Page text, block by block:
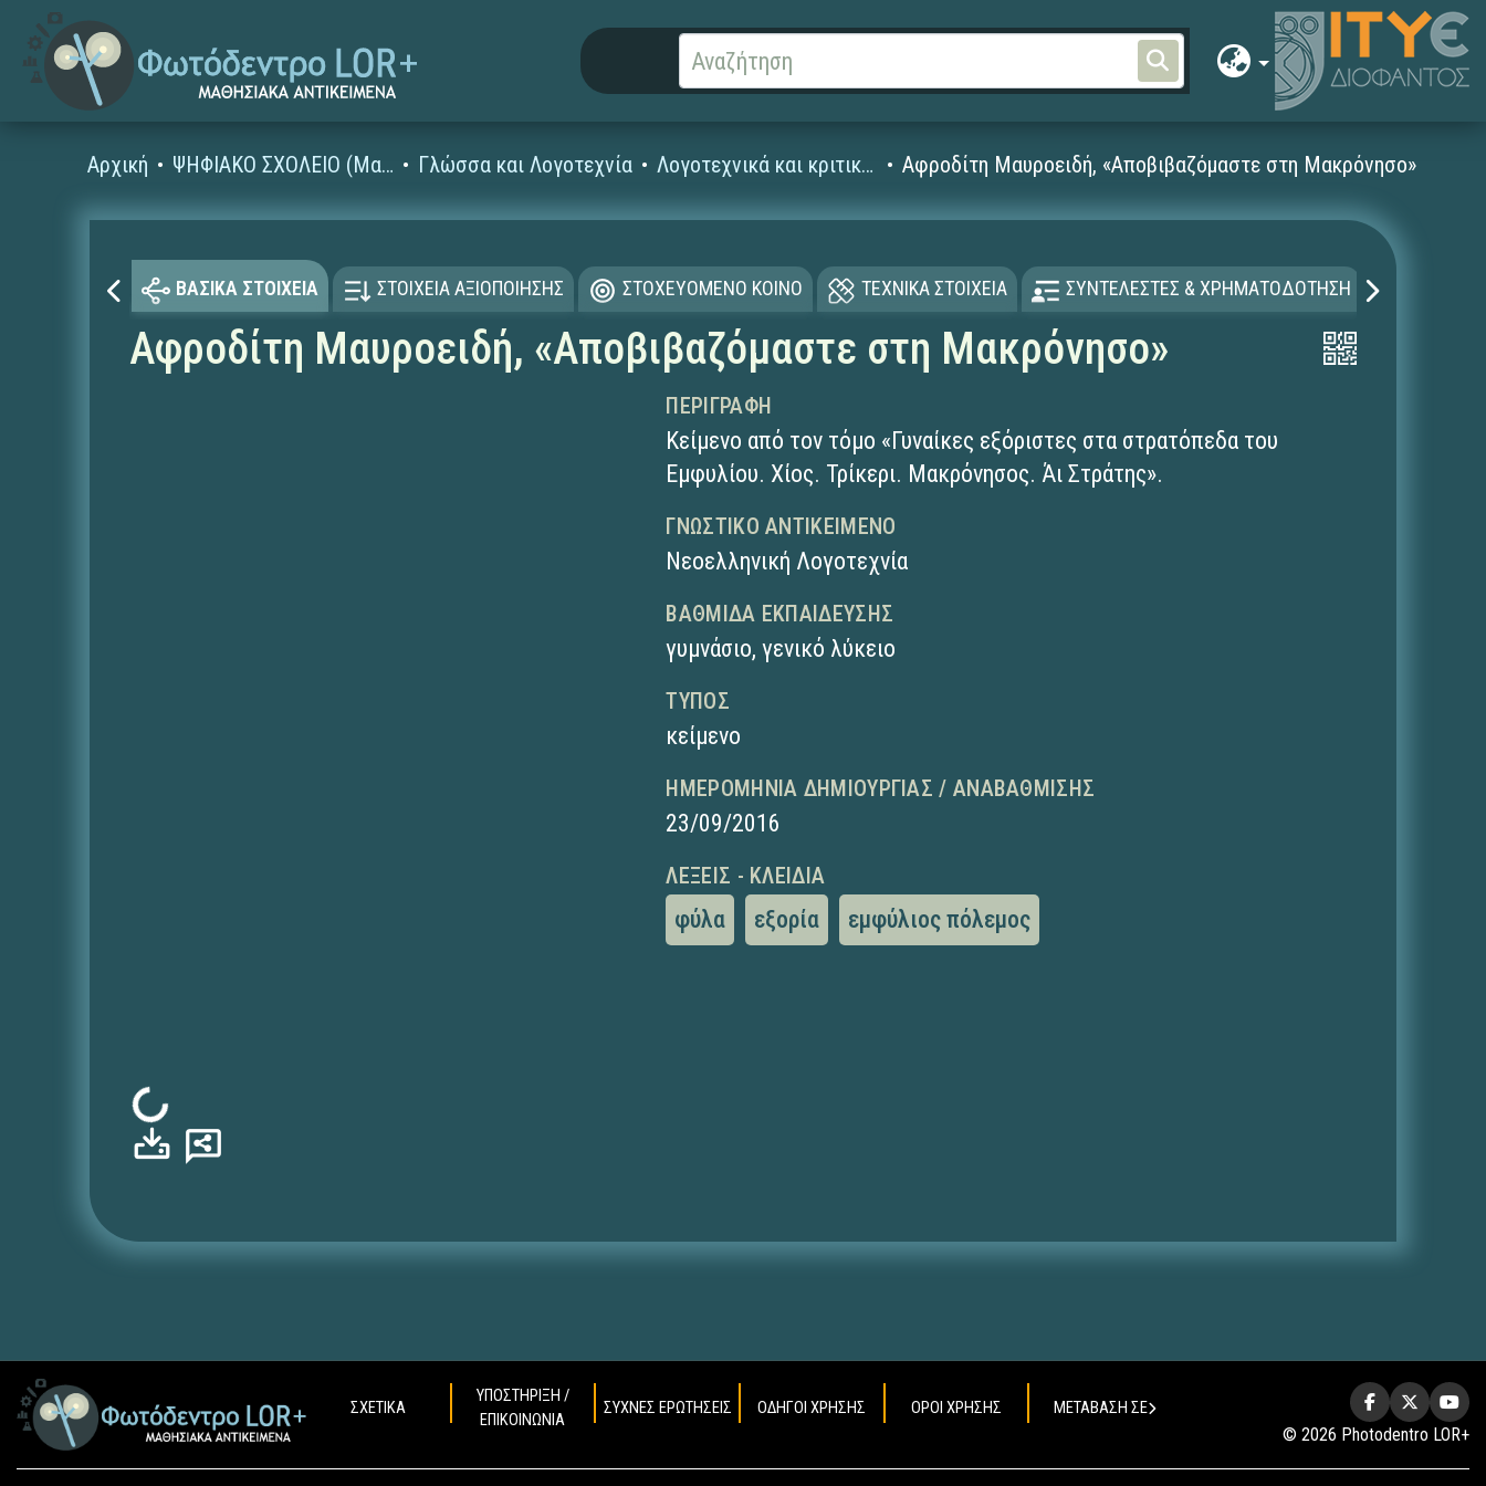
Αρχική ΨΗΦΙΑΚΟ ΣΧΟΛΕΙΟ (Μαθησιακά Αντικείμενα) Γλώσσα και Λογοτεχνία Λογοτεχνικά και κριτικά κείμενα Αφροδίτη Μαυροειδή, «Αποβιβαζόμαστε στη Μακρόνησο»
ΒΑΣΙΚΑ ΣΤΟΙΧΕΙΑ ΣΤΟΙΧΕΙΑ ΑΞΙΟΠΟΙΗΣΗΣ ΣΤΟΧΕΥΟΜΕΝΟ ΚΟΙΝΟ ΤΕΧΝΙΚΑ ΣΤΟΙΧΕΙΑ ΣΥΝΤΕΛΕΣΤΕΣ & ΧΡΗΜΑΤΟΔΟΤΗΣΗ
Αφροδίτη Μαυροειδή, «Αποβιβαζόμαστε στη Μακρόνησο»
Φόρτωση...
ΠΕΡΙΓΡΑΦΉ
Κείμενο από τον τόμο «Γυναίκες εξόριστες στα στρατόπεδα του
Εμφυλίου. Χίος. Τρίκερι. Μακρόνησος. Άι Στράτης».
ΓΝΩΣΤΙΚΌ ΑΝΤΙΚΕΊΜΕΝΟ
Νεοελληνική Λογοτεχνία
ΒΑΘΜΊΔΑ ΕΚΠΑΊΔΕΥΣΗΣ
γυμνάσιο,γενικό λύκειο
ΤΎΠΟΣ
κείμενο
ΗΜΕΡΟΜΗΝΊΑ ΔΗΜΙΟΥΡΓΊΑΣ / ΑΝΑΒΆΘΜΙΣΗΣ
23/09/2016
ΛΈΞΕΙΣ - ΚΛΕΙΔΙΆ
φύλα εξορία εμφύλιος πόλεμος
ΣΧΕΤΙΚΑ
ΥΠΟΣΤΗΡΙΞΗ /
ΕΠΙΚΟΙΝΩΝΙΑ
ΣΥΧΝΕΣ ΕΡΩΤΗΣΕΙΣ ΟΔΗΓΟΙ ΧΡΗΣΗΣ ΟΡΟΙ ΧΡΗΣΗΣ ΜΕΤΑΒΑΣΗ ΣΕ
© 2026 Photodentro LOR+